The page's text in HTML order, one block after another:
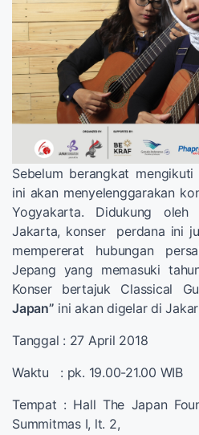
Sebelum berangkat
ini akan menyelenggarakan
Yogyakarta. Didukung oleh
Jakarta, konser perdana ini
mempererat hubungan
Jepang yang memasuki
Konser bertajuk Classical
Japan” ini akan digelar di
Tanggal : 27 April 2018
Waktu : pk. 19.00-21.00 WIB
Tempat : Hall The Japan
Summitmas I, lt. 2,